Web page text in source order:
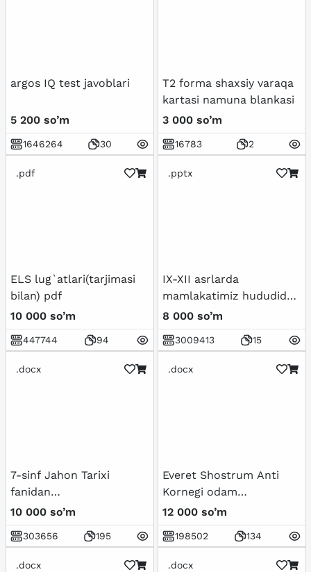
argos IQ test javoblari
5 200 so’m
1646264 30
T2 forma shaxsiy varaqa
kartasi namuna blankasi
3 000 so’m
16783 2
.pdf
ELS lug`atlari(tarjimasi
bilan) pdf
10 000 so’m
447744 94
.pptx
IX-XII asrlarda
mamlakatimiz hududida
ro'y bergan madaniy
uyg'onish
(Renessans).Buyuk
allomalarning jahon
8 000 so’m
3009413 15
.docx
7-sinf Jahon Tarixi
fanidan
mavzulashtirilgan test
savollar to'plami
10 000 so’m
303656 195
.docx
Everet Shostrum Anti
Kornegi odam
manipulyator
12 000 so’m
198502 134
.docx .docx